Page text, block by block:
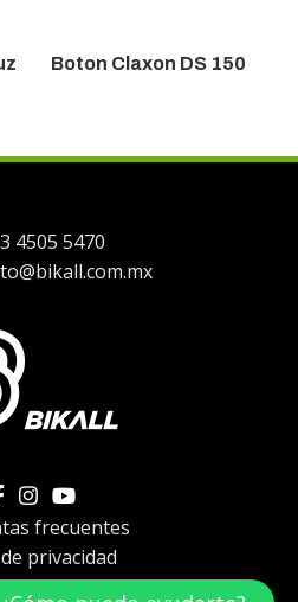
Boton Claxon DS 150
4505 5470
frecuentes
privacidad